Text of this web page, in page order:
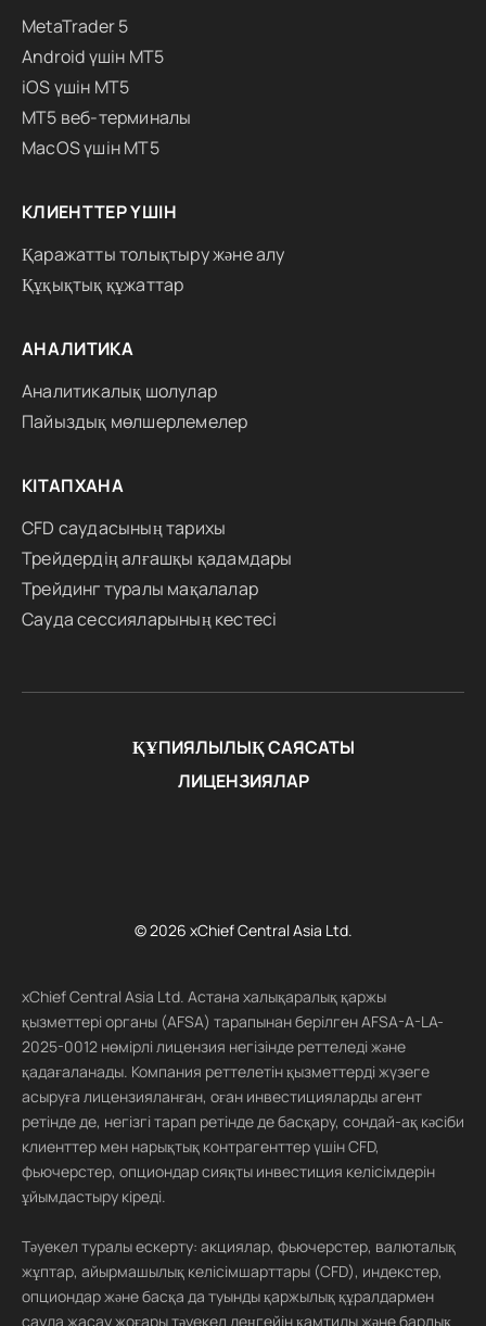
MetaTrader 5
Android үшін MT5
iOS үшін MT5
MT5 веб-терминалы
MacOS үшін MT5
КЛИЕНТТЕР ҮШІН
Қаражатты толықтыру және алу
Құқықтық құжаттар
АНАЛИТИКА
Аналитикалық шолулар
Пайыздық мөлшерлемелер
КІТАПХАНА
CFD саудасының тарихы
Трейдердің алғашқы қадамдары
Трейдинг туралы мақалалар
Сауда сессияларының кестесі
ҚҰПИЯЛЫЛЫҚ САЯСАТЫ
ЛИЦЕНЗИЯЛАР
© 2026 xChief Central Asia Ltd.
xChief Central Asia Ltd. Астана халықаралық қаржы
қызметтері органы (AFSA) тарапынан берілген AFSA-A-LA-
2025-0012 нөмірлі лицензия негізінде реттеледі және
қадағаланады. Компания реттелетін қызметтерді жүзеге
асыруға лицензияланған, оған инвестицияларды агент
ретінде де, негізгі тарап ретінде де басқару, сондай-ақ кәсіби
клиенттер мен нарықтық контрагенттер үшін CFD,
фьючерстер, опциондар сияқты инвестиция келісімдерін
ұйымдастыру кіреді.
Тәуекел туралы ескерту: акциялар, фьючерстер, валюталық
жұптар, айырмашылық келісімшарттары (CFD), индекстер,
опциондар және басқа да туынды қаржылық құралдармен
сауда жасау жоғары тәуекел деңгейін қамтиды және барлық